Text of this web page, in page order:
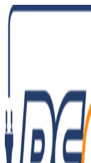
Ir
al